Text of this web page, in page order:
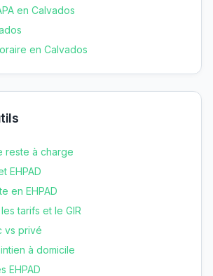
en Calvados
en Calvados
reste à charge
EHPAD
en EHPAD
tarifs et le GIR
vs privé
à domicile
EHPAD